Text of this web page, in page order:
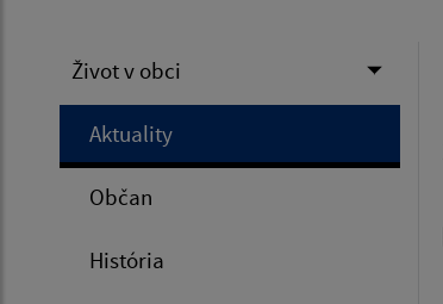
Život v obci
Aktuality
Občan
História